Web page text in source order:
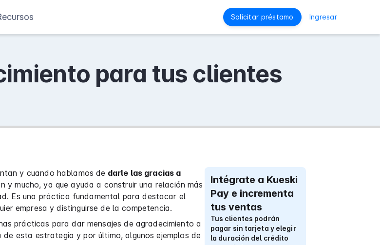
Solicitar préstamo Ingresar
para tus clientes
y cuando hablamos de darle las gracias a
y mucho, ya que ayuda a construir una relación más
Es una práctica fundamental para destacar el
empresa y distinguirse de la competencia.
prácticas para dar mensajes de agradecimiento a
esta estrategia y por último, algunos ejemplos de
Intégrate a Kueski
Pay e incrementa
tus ventas
Tus clientes podrán
pagar sin tarjeta y elegir
la duración del crédito